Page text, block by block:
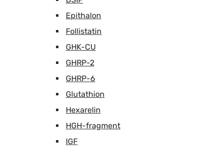
Epithalon
Follistatin
GHK-CU
GHRP-2
GHRP-6
Glutathion
Hexarelin
HGH-fragment
IGF